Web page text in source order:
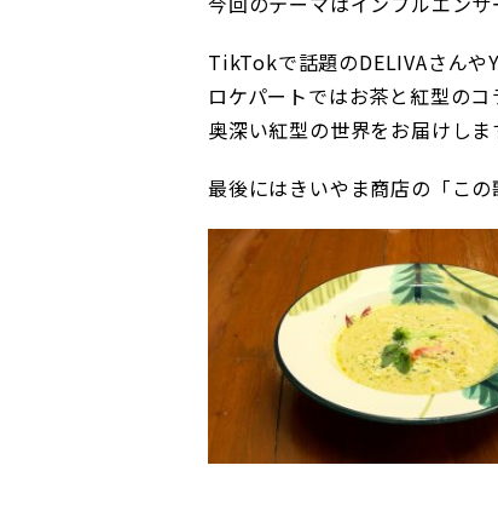
TikTokで話題のDELIVAさんや
ロケパートではお茶と紅型のコ
奥深い紅型の世界をお届けしま
最後にはきいやま商店の「この